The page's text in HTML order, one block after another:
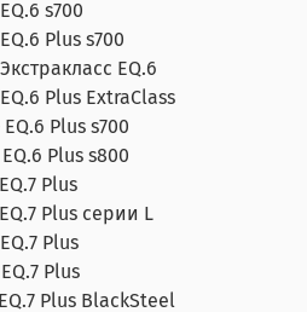
s700
Plus s700
EQ.6
Plus ExtraClass
Plus s700
Plus s800
Plus
Plus серии L
Plus
Plus
Plus BlackSteel